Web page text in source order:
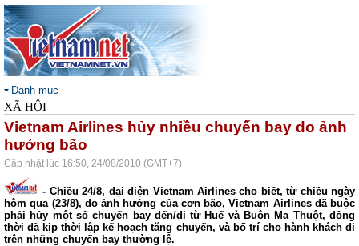
Danh mục
XÃ HỘI
Vietnam Airlines hủy nhiều chuyến bay do ảnh
hưởng bão
Cập nhật lúc 16:50, 24/08/2010 (GMT+7)
- Chiều 24/8, đại diện Vietnam Airlines cho biết, từ chiều ngày
hôm qua (23/8), do ảnh hưởng của cơn bão, Vietnam Airlines đã buộc
phải hủy một số chuyến bay đến/đi từ Huế và Buôn Ma Thuột, đồng
thời đã kịp thời lập kế hoạch tăng chuyến, và bố trí cho hành khách đi
trên những chuyến bay thường lệ.